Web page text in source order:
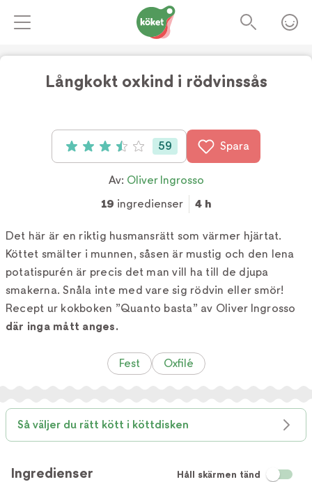
Långkokt oxkind i rödvinssås
Betyg: 3.5 av 5 (59 röster)
59 Spara
Av: Oliver Ingrosso
19 ingredienser 4 h
Det här är en riktig husmansrätt som värmer hjärtat.
Köttet smälter i munnen, såsen är mustig och den lena
potatispurén är precis det man vill ha till de djupa
smakerna. Snåla inte med vare sig rödvin eller smör!
Recept ur kokboken ”Quanto basta” av Oliver Ingrosso
där inga mått anges.
Fest Oxfilé
Så väljer du rätt kött i köttdisken
Ingredienser Håll skärmen tänd